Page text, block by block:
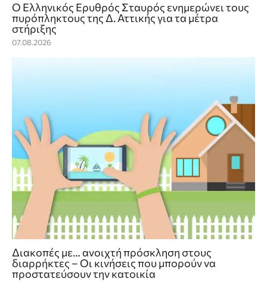
Ο Ελληνικός Ερυθρός Σταυρός ενημερώνει τους
πυρόπληκτους της Δ. Αττικής για τα μέτρα
στήριξης
07.08.2026
Διακοπές με… ανοιχτή πρόσκληση στους
διαρρήκτες – Οι κινήσεις που μπορούν να
προστατεύσουν την κατοικία